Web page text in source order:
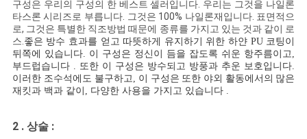
COMPANY
NEWS
사
이
구성은 우리의 구성의 한 베스트 셀러입니다. 우리는 그것을 나일론
타스론 시리즈로 부릅니다. 그것은 100% 나일론재입니다. 표면적으
로, 그것은 특별한 직조방법 때문에 종류를 가지고 있는 것과 같이 로
스.좋은 방수 효과를 얻고 따뜻하게 유지하기 위한 하얀 PU 코팅이
뒤쪽에 있습니다. 이 구성은 정신이 듬을 잡도록 쉬운 항주름이고,
부드럽습니다 . 또한 이 구성은 방수되고 방풍과 추운 보호입니다.
이러한 조수석에도 불구하고, 이 구성은 또한 야외 활동에서의 많은
재킷과 백과 같이, 다양한 사용을 가지고 있습니다 .
2 .상술 :